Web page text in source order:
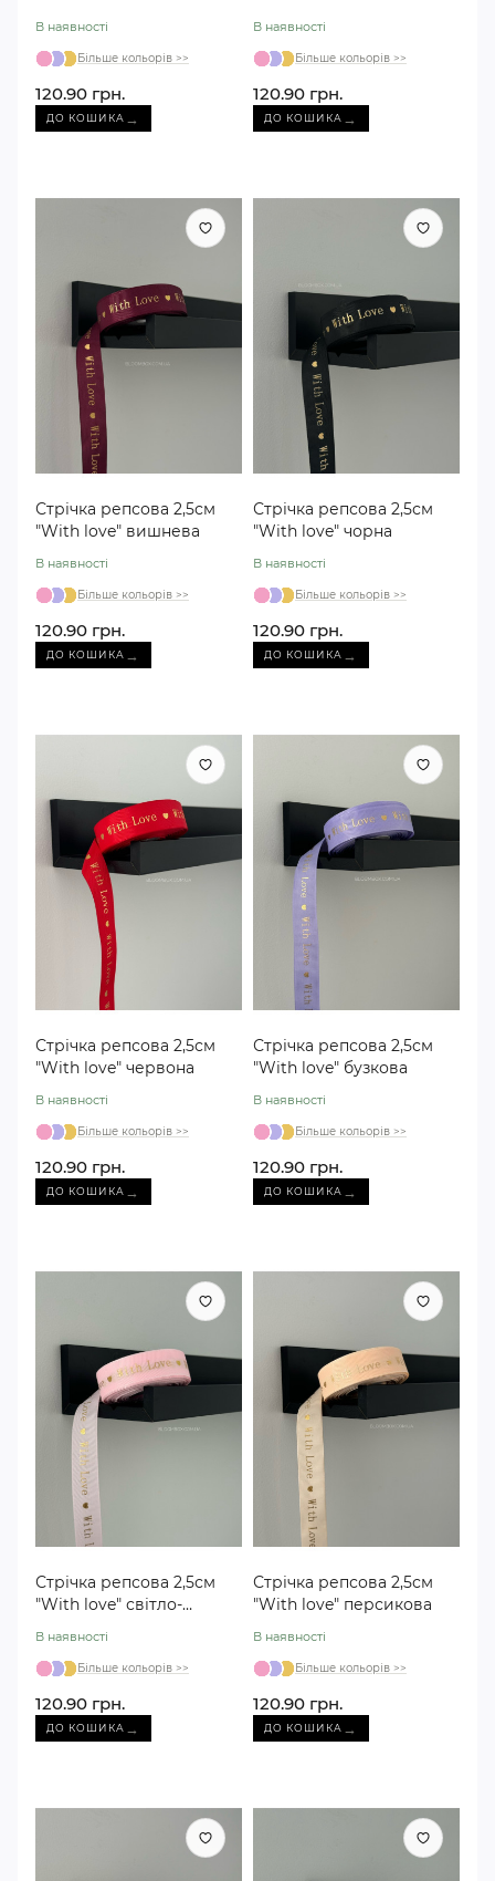
В наявності
Більше кольорів >>
120.90 грн.
ДО КОШИКА →
В наявності
Більше кольорів >>
120.90 грн.
ДО КОШИКА →
Стрічка репсова 2,5см
"With love" вишнева
В наявності
Більше кольорів >>
120.90 грн.
ДО КОШИКА →
Стрічка репсова 2,5см
"With love" чорна
В наявності
Більше кольорів >>
120.90 грн.
ДО КОШИКА →
Стрічка репсова 2,5см
"With love" червона
В наявності
Більше кольорів >>
120.90 грн.
ДО КОШИКА →
Стрічка репсова 2,5см
"With love" бузкова
В наявності
Більше кольорів >>
120.90 грн.
ДО КОШИКА →
Стрічка репсова 2,5см
"With love" світло-
В наявності
Більше кольорів >>
120.90 грн.
ДО КОШИКА →
Стрічка репсова 2,5см
"With love" персикова
В наявності
Більше кольорів >>
120.90 грн.
ДО КОШИКА →